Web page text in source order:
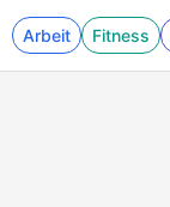
Arbeit Fitness